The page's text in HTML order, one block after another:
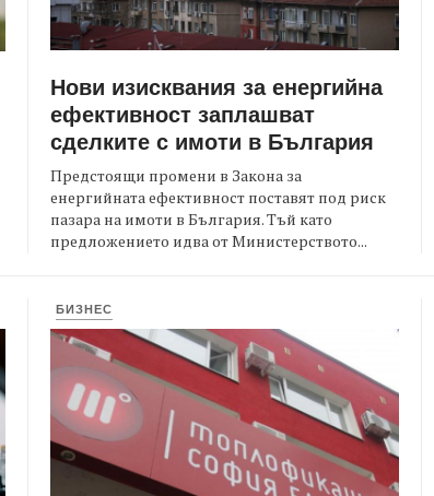
Нови изисквания за енергийна
ефективност заплашват
сделките с имоти в България
Предстоящи промени в Закона за
енергийната ефективност поставят под риск
пазара на имоти в България. Тъй като
предложението идва от Министерството...
БИЗНЕС